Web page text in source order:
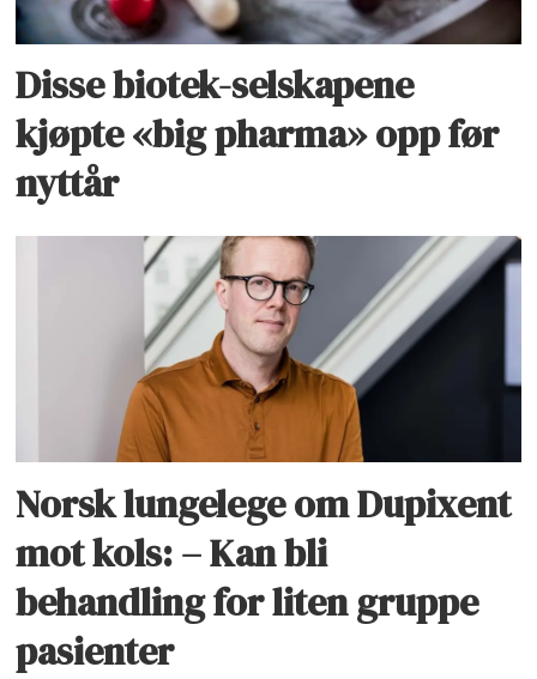
Disse biotek-selskapene
kjøpte «big pharma» opp før
nyttår
Norsk lungelege om Dupixent
mot kols: – Kan bli
behandling for liten gruppe
pasienter